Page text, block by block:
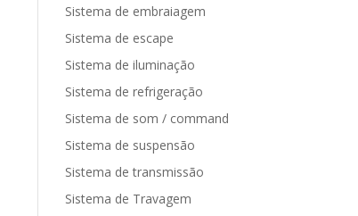
Sistema de embraiagem
Sistema de escape
Sistema de iluminação
Sistema de refrigeração
Sistema de som / command
Sistema de suspensão
Sistema de transmissão
Sistema de Travagem